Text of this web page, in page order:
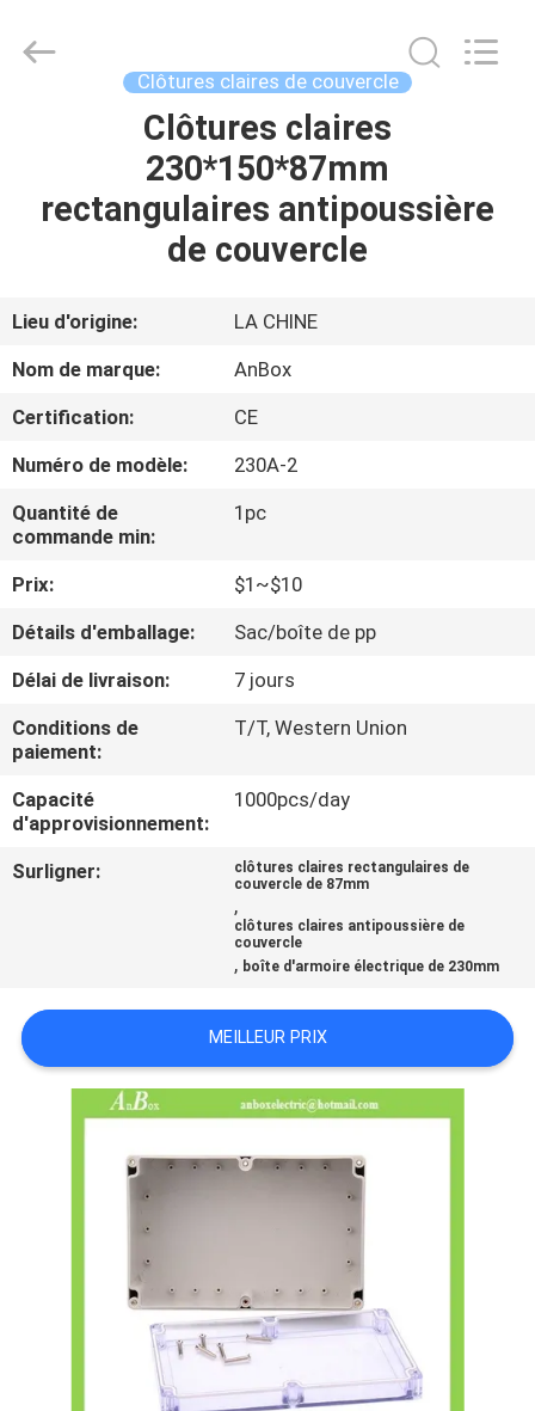
PRODUITS
SUJET
DE
NOUS
VISITE
D'USINE
CONTRÔLE
DE
QUALITÉ
CONTACTEZ-
NOUS
DEMANDEZ
SHOPPING ONLINE
Electric
Clôtures claires de couvercle
Clôtures claires
230*150*87mm
rectangulaires antipoussière
de couvercle
Lieu d'origine:
LA CHINE
Nom de marque:
AnBox
Certification:
CE
Numéro de modèle:
230A-2
Quantité de
commande min:
1pc
Prix:
$1~$10
Détails d'emballage:
Sac/boîte de pp
Délai de livraison:
7 jours
Conditions de
paiement:
T/T, Western Union
Capacité
d'approvisionnement:
1000pcs/day
Surligner:
clôtures claires rectangulaires de
couvercle de 87mm
,
clôtures claires antipoussière de
couvercle
, boîte d'armoire électrique de 230mm
MEILLEUR PRIX